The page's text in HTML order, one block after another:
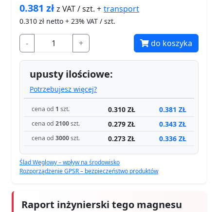
0.381 złz VAT / szt. + transport
0.310 zł netto + 23% VAT / szt.
- + do koszyka
upusty ilościowe:
Potrzebujesz więcej?
cena od 1 szt. 0.310 ZŁ 0.381 ZŁ
cena od 2100szt. 0.279 ZŁ 0.343 ZŁ
cena od 3000szt. 0.273 ZŁ 0.336 ZŁ
Ślad Węglowy – wpływ na środowisko
Rozporządzenie GPSR – bezpieczeństwo produktów
Raport inżynierski tego magnesu